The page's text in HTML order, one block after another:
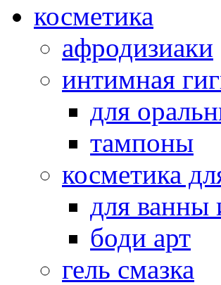
косметика
афродизиаки
интимная
для
тампоны
косметика
для ванны
боди арт
гель смазка